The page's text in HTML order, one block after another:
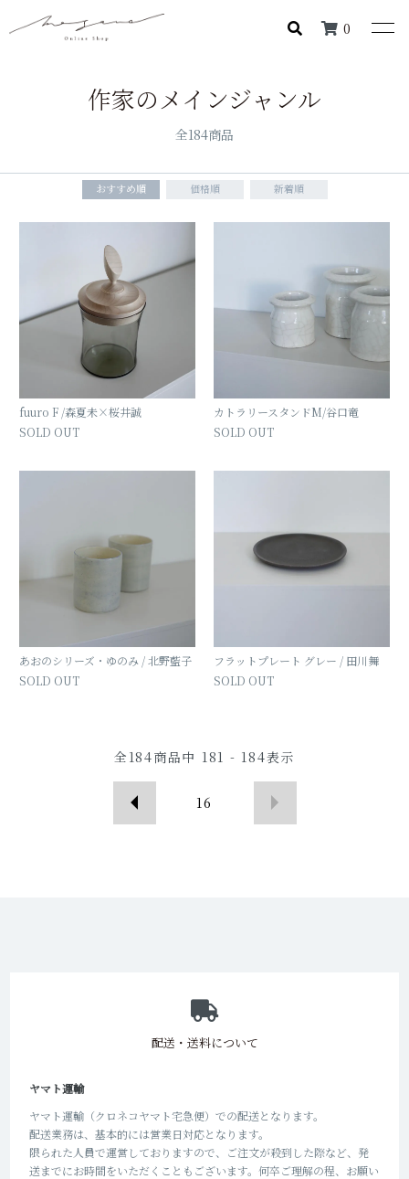
0
作家のメインジャンル
全184商品
おすすめ順 価格順 新着順
fuuro F /森夏未×桜井誠
SOLD OUT
カトラリースタンドM/谷口竜
SOLD OUT
あおのシリーズ・ゆのみ / 北野藍子
SOLD OUT
フラットプレート グレー / 田川舞
SOLD OUT
全 184商品中 181 - 184表示
16
配送・送料について
ヤマト運輸
ヤマト運輸（クロネコヤマト宅急便）での配送となります。
配送業務は、基本的には営業日対応となります。
限られた人員で運営しておりますので、ご注文が殺到した際など、発
送までにお時間をいただくこともございます。何卒ご理解の程、お願い